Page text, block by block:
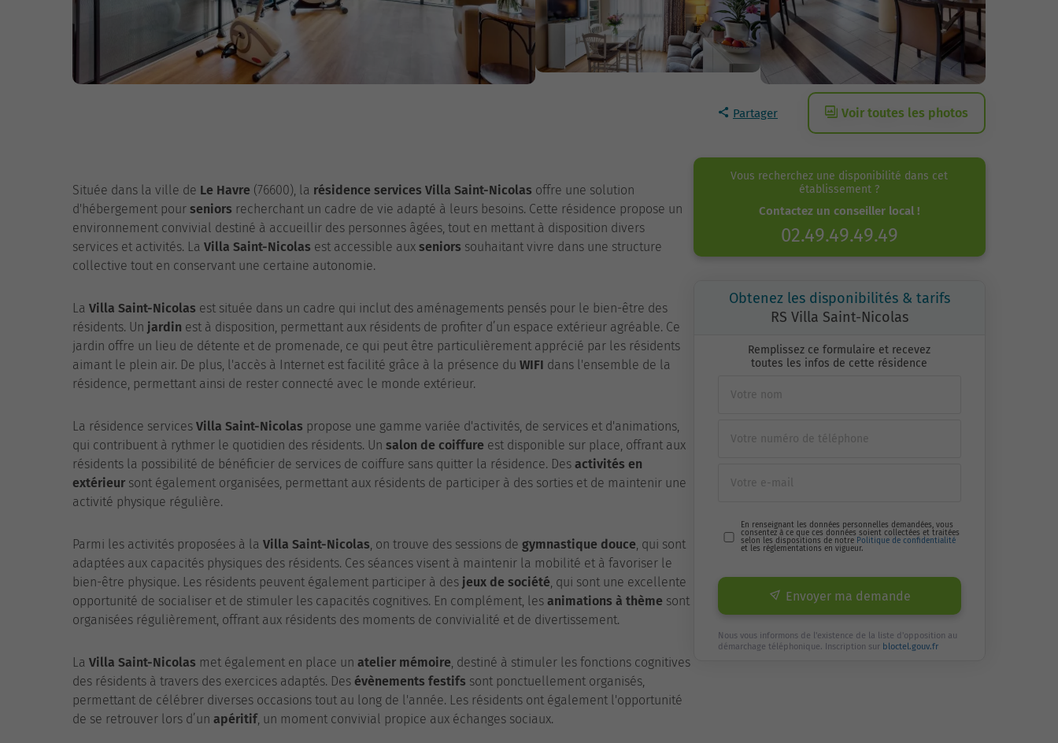
Partager Voir toutes les photos
Située dans la ville de Le Havre (76600), la résidence services Villa Saint-Nicolas offre une solution
d'hébergement pour seniors recherchant un cadre de vie adapté à leurs besoins. Cette résidence propose un
environnement convivial destiné à accueillir des personnes âgées, tout en mettant à disposition divers
services et activités. La Villa Saint-Nicolas est accessible aux seniors souhaitant vivre dans une structure
collective tout en conservant une certaine autonomie.
La Villa Saint-Nicolas est située dans un cadre qui inclut des aménagements pensés pour le bien-être des
résidents. Un jardin est à disposition, permettant aux résidents de profiter d’un espace extérieur agréable. Ce
jardin offre un lieu de détente et de promenade, ce qui peut être particulièrement apprécié par les résidents
aimant le plein air. De plus, l'accès à Internet est facilité grâce à la présence du WIFI dans l'ensemble de la
résidence, permettant ainsi de rester connecté avec le monde extérieur.
La résidence services Villa Saint-Nicolas propose une gamme variée d'activités, de services et d'animations,
qui contribuent à rythmer le quotidien des résidents. Un salon de coiffure est disponible sur place, offrant aux
résidents la possibilité de bénéficier de services de coiffure sans quitter la résidence. Des activités en
extérieur sont également organisées, permettant aux résidents de participer à des sorties et de maintenir une
activité physique régulière.
Parmi les activités proposées à la Villa Saint-Nicolas, on trouve des sessions de gymnastique douce, qui sont
adaptées aux capacités physiques des résidents. Ces séances visent à maintenir la mobilité et à favoriser le
bien-être physique. Les résidents peuvent également participer à des jeux de société, qui sont une excellente
opportunité de socialiser et de stimuler les capacités cognitives. En complément, les animations à thème sont
organisées régulièrement, offrant aux résidents des moments de convivialité et de divertissement.
La Villa Saint-Nicolas met également en place un atelier mémoire, destiné à stimuler les fonctions cognitives
des résidents à travers des exercices adaptés. Des évènements festifs sont ponctuellement organisés,
permettant de célébrer diverses occasions tout au long de l'année. Les résidents ont également l'opportunité
de se retrouver lors d’un apéritif, un moment convivial propice aux échanges sociaux.
Vous recherchez une disponibilité dans cet
établissement ?
Contactez un conseiller local !
02.49.49.49.49
Obtenez les disponibilités & tarifs
RS Villa Saint-Nicolas
Remplissez ce formulaire et recevez
toutes les infos de cette résidence
En renseignant les données personnelles demandées, vous
consentez à ce que ces données soient collectées et traitées
selon les dispositions de notre Politique de confidentialité
et les réglementations en vigueur.
Envoyer ma demande
Nous vous informons de l'existence de la liste d'opposition au
démarchage téléphonique. Inscription sur bloctel.gouv.fr